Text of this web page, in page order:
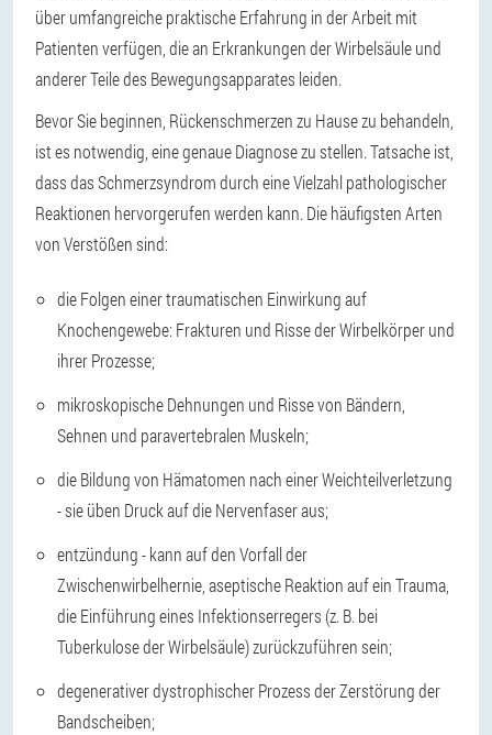
über umfangreiche praktische Erfahrung in der Arbeit mit
Patienten verfügen, die an Erkrankungen der Wirbelsäule und
anderer Teile des Bewegungsapparates leiden.
Bevor Sie beginnen, Rückenschmerzen zu Hause zu behandeln,
ist es notwendig, eine genaue Diagnose zu stellen. Tatsache ist,
dass das Schmerzsyndrom durch eine Vielzahl pathologischer
Reaktionen hervorgerufen werden kann. Die häufigsten Arten
von Verstößen sind:
die Folgen einer traumatischen Einwirkung auf
Knochengewebe: Frakturen und Risse der Wirbelkörper und
ihrer Prozesse;
mikroskopische Dehnungen und Risse von Bändern,
Sehnen und paravertebralen Muskeln;
die Bildung von Hämatomen nach einer Weichteilverletzung
- sie üben Druck auf die Nervenfaser aus;
entzündung - kann auf den Vorfall der
Zwischenwirbelhernie, aseptische Reaktion auf ein Trauma,
die Einführung eines Infektionserregers (z. B. bei
Tuberkulose der Wirbelsäule) zurückzuführen sein;
degenerativer dystrophischer Prozess der Zerstörung der
Bandscheiben;